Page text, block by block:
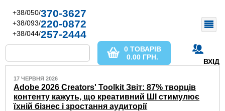
+38/050/370-3627
+38/093/220-0872
+38/044/257-2444
ВХІД
0 ТОВАРІВ
0.00 ГРН.
17 ЧЕРВНЯ 2026
Adobe 2026 Creators' Toolkit Звіт: 87% творців
контенту кажуть, що креативний ШІ стимулює
їхній бізнес і зростання аудиторії